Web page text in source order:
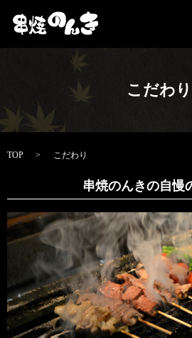
こだわり
TOP こだわり
串焼のんきの自慢